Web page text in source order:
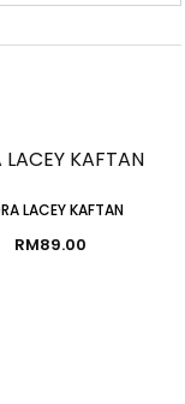
LACEY KAFTAN
RM89.00